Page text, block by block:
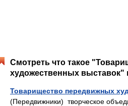
Смотреть что такое
художественных выставок"
Товарищество передвижных
(Передвижники) творческое